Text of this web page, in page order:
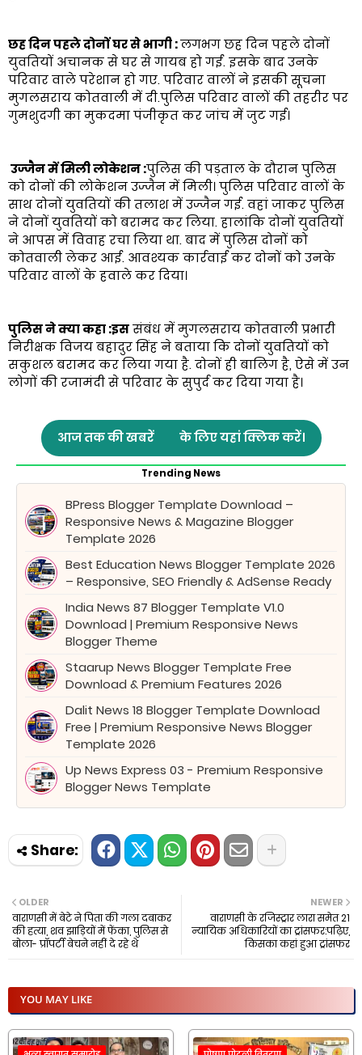
छह दिन पहले दोनों घर से भागी :लगभग छह दिन पहले दोनों
युवतियों अचानक से घर से गायब हो गई. इसके बाद उनके
परिवार वाले परेशान हो गए. परिवार वालों ने इसकी सूचना
मुगलसराय कोतवाली में दी.पुलिस परिवार वालों की तहरीर पर
गुमशुदगी का मुकदमा पंजीकृत कर जांच में जुट गई।
उज्जैन में मिली लोकेशन :पुलिस की पड़ताल के दौरान पुलिस
को दोनों की लोकेशन उज्जैन में मिली। पुलिस परिवार वालों के
साथ दोनों युवतियों की तलाश में उज्जैन गई. वहां जाकर पुलिस
ने दोनों युवतियों को बरामद कर लिया. हालांकि दोनों युवतियों
ने आपस में विवाह रचा लिया था. बाद में पुलिस दोनों को
कोतवाली लेकर आई. आवश्यक कार्रवाई कर दोनों को उनके
परिवार वालों के हवाले कर दिया।
पुलिस ने क्या कहा :इससंबंध में मुगलसराय कोतवाली प्रभारी
निरीक्षक विजय बहादुर सिंह ने बताया कि दोनों युवतियों को
सकुशल बरामद कर लिया गया है. दोनों ही बालिग है, ऐसे में उन
लोगों की रजामंदी से परिवार के सुपुर्द कर दिया गया है।
आज तक की खबरें के लिए यहां क्लिक करें।
Trending News
BPress Blogger Template Download –
Responsive News & Magazine Blogger
Template 2026
Best Education News Blogger Template 2026
– Responsive, SEO Friendly & AdSense Ready
India News 87 Blogger Template V1.0
Download | Premium Responsive News
Blogger Theme
Staarup News Blogger Template Free
Download & Premium Features 2026
Dalit News 18 Blogger Template Download
Free | Premium Responsive News Blogger
Template 2026
Up News Express 03 - Premium Responsive
Blogger News Template
NEWER
वाराणसी के रजिस्ट्रार लारा समेत 21
न्यायिक अधिकारियों का ट्रांसफर:पढ़िए,
किसका कहां हुआ ट्रांसफर
OLDER
वाराणसी में बेटे ने पिता की गला दबाकर
की हत्या, शव झाड़ियों में फेंका, पुलिस से
बोला- प्रॉपर्टी बेचने नहीं दे रहे थे
YOU MAY LIKE